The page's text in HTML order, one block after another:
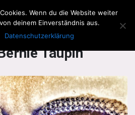
Men
Taupin
Wenn du die Website weiter
deinem Einverständnis aus.
Datenschutzerklärung